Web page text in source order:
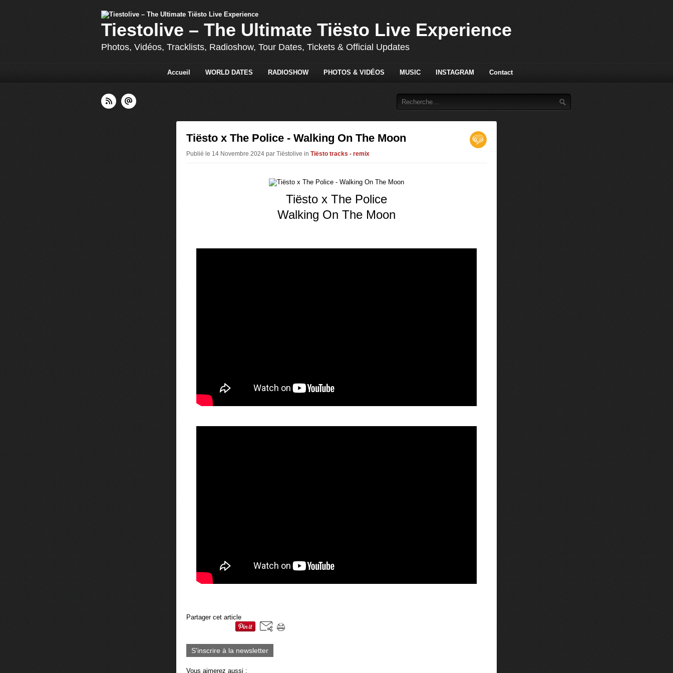
Tiestolive – The Ultimate Tiësto Live Experience
Photos, Vidéos, Tracklists, Radioshow, Tour Dates, Tickets & Official Updates
Accueil WORLD DATES RADIOSHOW PHOTOS & VIDÉOS MUSIC INSTAGRAM Contact
Tiësto x The Police - Walking On The Moon
Publié le 14 Novembre 2024 par Tiëstolive in Tiësto tracks - remix
Tiësto x The Police
Walking On The Moon
Partager cet article
S'inscrire à la newsletter
Vous aimerez aussi :